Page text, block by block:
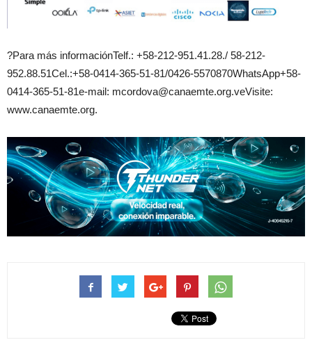
?Para más informaciónTelf.: +58-212-951.41.28./ 58-212-
952.88.51Cel.:+58-0414-365-51-81/0426-5570870WhatsApp+58-
0414-365-51-81e-mail: mcordova@canaemte.org.veVisite:
www.canaemte.org.